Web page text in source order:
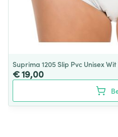
Suprima 1205 Slip Pvc Unisex Wit
€ 19,00